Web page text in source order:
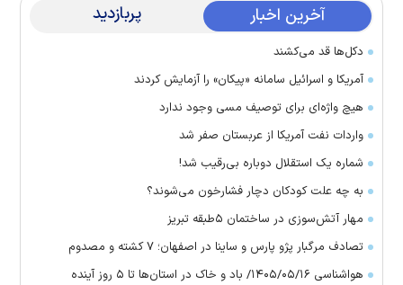
آخرین اخبار پربازدید
دکل‌ها قد می‌کشند
آمریکا و اسرائیل سامانه «پیکان» را آزمایش کردند
هیچ واژه‌ای برای توصیف مسی وجود ندارد
واردات نفت آمریکا از عربستان صفر شد
شماره یک استقلال دوباره بی‌رقیب شد!
به چه علت کودکان دچار فشارخون می‌شوند؟
مهار آتش‌سوزی در ساختمان ۵‌طبقه تبریز
تصادف مرگبار پژو پارس و ساینا در اصفهان؛ ۷ کشته و مصدوم
هواشناسی ۱۴۰۵/۰۵/۱۶/ باد و خاک در استان‌ها تا ۵ روز آینده